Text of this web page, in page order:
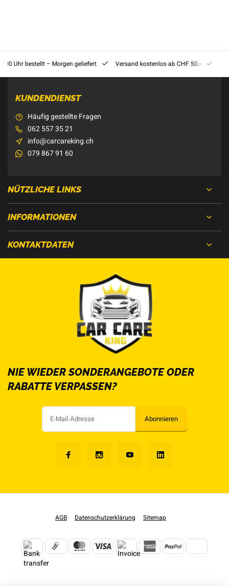
Uhr bestellt – Morgen geliefert Versand kostenlos ab CHF 50.-
KUNDENDIENST
Häufig gestellte Fragen
062 557 35 21
info@carcareking.ch
079 867 91 60
NÜTZLICHE LINKS
INFORMATIONEN
KONTAKTDATEN
NIE WIEDER SONDERANGEBOTE ODER
RABATTE VERPASSEN?
Abonnieren
AGB Datenschutzerklärung Sitemap